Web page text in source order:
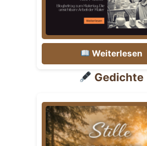
Weiterlesen
Gedichte